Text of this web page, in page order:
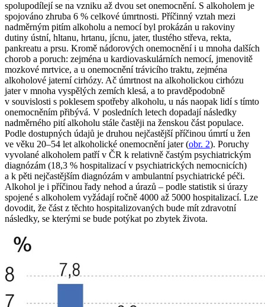
spolupodílejí se na vzniku až dvou set onemocnění. S alkoholem je
spojováno zhruba 6 % celkové úmrtnosti. Příčinný vztah mezi
nadměrným pitím alkoholu a nemocí byl prokázán u rakoviny
dutiny ústní, hltanu, hrtanu, jícnu, jater, tlustého střeva, rekta,
pankreatu a prsu. Kromě nádorových onemocnění i u mnoha dalších
chorob a poruch: zejména u kardiovaskulárních nemocí, jmenovitě
mozkové mrtvice, a u onemocnění trávicího traktu, zejména
alkoholové jaterní cirhózy. Ač úmrtnost na alkoholickou cirhózu
jater v mnoha vyspělých zemích klesá, a to pravděpodobně
v souvislosti s poklesem spotřeby alkoholu, u nás naopak lidí s tímto
onemocněním přibývá. V posledních letech dopadají následky
nadměrného pití alkoholu stále častěji na ženskou část populace.
Podle dostupných údajů je druhou nejčastější příčinou úmrtí u žen
ve věku 20–54 let alkoholické onemocnění jater (obr. 2). Poruchy
vyvolané alkoholem patří v ČR k relativně častým psychiatrickým
diagnózám (18,3 % hospitalizací v psychiatrických nemocnicích)
a k pěti nejčastějším diagnózám v ambulantní psychiatrické péči.
Alkohol je i příčinou řady nehod a úrazů – podle statistik si úrazy
spojené s alkoholem vyžádají ročně 4000 až 5000 hospitalizací. Lze
dovodit, že část z těchto hospitalizovaných bude mít zdravotní
následky, se kterými se bude potýkat po zbytek života.